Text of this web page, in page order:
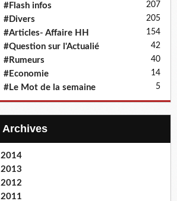
#Flash infos 207
#Divers 205
#Articles- Affaire HH 154
#Question sur l'Actualié 42
#Rumeurs 40
#Economie 14
#Le Mot de la semaine 5
Archives
2014
2013
2012
2011